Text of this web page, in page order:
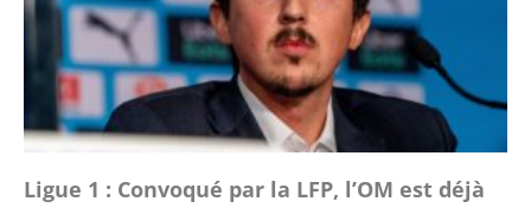
Ligue 1 : Convoqué par la LFP, l’OM est déjà